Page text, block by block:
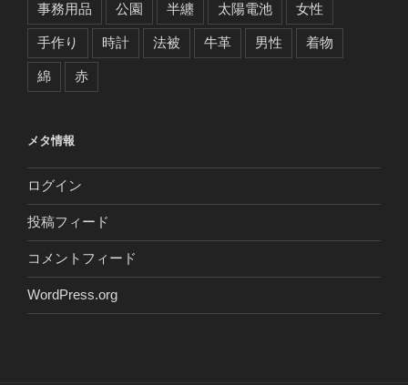
事務用品 公園 半纏 太陽電池 女性
手作り 時計 法被 牛革 男性 着物
綿 赤
メタ情報
ログイン
投稿フィード
コメントフィード
WordPress.org